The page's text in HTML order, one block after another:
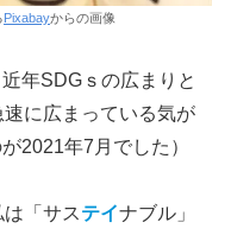
Pixabayからの画像
年SDGｓの広まりと
に広まっている気が
2021年7月でした）
は「サステイナブル」